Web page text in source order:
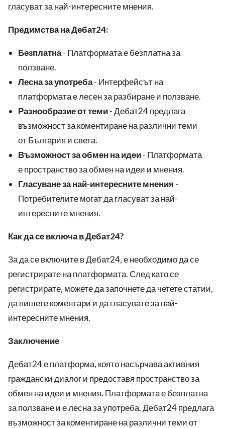
гласуват за най-интересните мнения.
Предимства на Дебат24:
Безплатна- Платформата е безплатна за
ползване.
Лесна за употреба- Интерфейсът на
платформата е лесен за разбиране и ползване.
Разнообразие от теми- Дебат24 предлага
възможност за коментиране на различни теми
от България и света.
Възможност за обмен на идеи- Платформата
е пространство за обмен на идеи и мнения.
Гласуване за най-интересните мнения -
Потребителите могат да гласуват за най-
интересните мнения.
Как да се включа в Дебат24?
За да се включите в Дебат24, е необходимо да се
регистрирате на платформата. След като се
регистрирате, можете да започнете да четете статии,
да пишете коментари и да гласувате за най-
интересните мнения.
Заключение
Дебат24 е платформа, която насърчава активния
граждански диалог и предоставя пространство за
обмен на идеи и мнения. Платформата е безплатна
за ползване и е лесна за употреба. Дебат24 предлага
възможност за коментиране на различни теми от